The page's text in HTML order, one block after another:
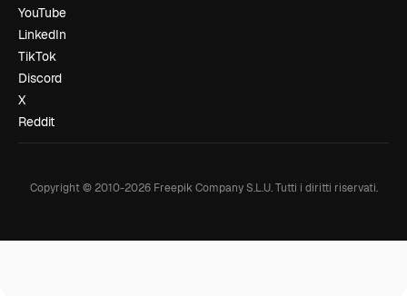
YouTube
LinkedIn
TikTok
Discord
X
Reddit
Copyright © 2010-2026Freepik Company S.L.U. Tutti i diritti riservati.